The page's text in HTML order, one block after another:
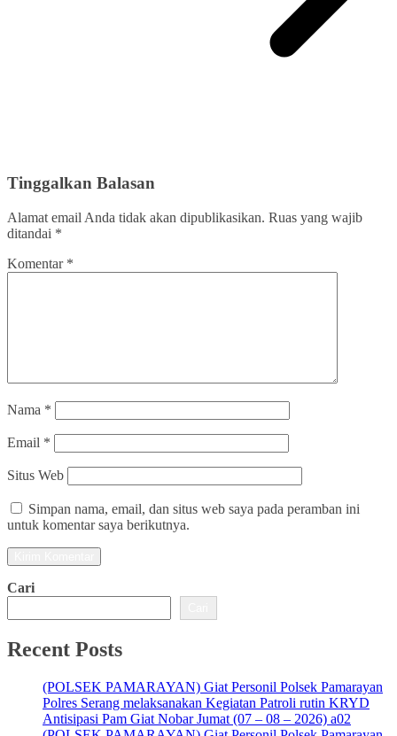
Tinggalkan Balasan
Alamat email Anda tidak akan dipublikasikan. Ruas yang wajib
ditandai *
Komentar *
Nama *
Email *
Situs Web
Simpan nama, email, dan situs web saya pada peramban ini
untuk komentar saya berikutnya.
Cari
Recent Posts
(POLSEK PAMARAYAN) Giat Personil Polsek Pamarayan
Polres Serang melaksanakan Kegiatan Patroli rutin KRYD
Antisipasi Pam Giat Nobar Jumat (07 – 08 – 2026) a02